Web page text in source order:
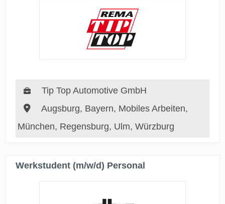
Tip Top Automotive GmbH
Augsburg, Bayern, Mobiles Arbeiten,
München, Regensburg, Ulm, Würzburg
Werkstudent (m/w/d) Personal